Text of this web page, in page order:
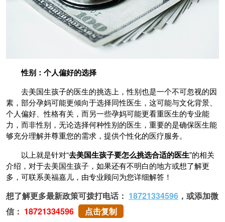
性别：个人偏好的选择
去美国生孩子的医生的挑选上，性别也是一个不可忽视的因
素，部分孕妈可能更倾向于选择同性医生，这可能与文化背景、
个人偏好、性格有关，而另一些孕妈可能更看重医生的专业能
力，而非性别，无论选择何种性别的医生，重要的是确保医生能
够充分理解并尊重您的需求，提供个性化的医疗服务。
以上就是针对“去美国生孩子要怎么挑选合适的医生”的相关
介绍，对于去美国生孩子，如果还有不明白的地方或想了解更
多，可联系美福嘉儿，由专业顾问为您详细解答！
想了解更多最新政策可拨打电话： 18721334596 ，或添加微
信： 18721334596 点击复制